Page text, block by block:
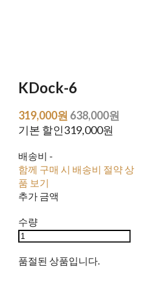
KDock-6
319,000원 638,000원
기본 할인319,000원
배송비 -
함께 구매 시 배송비 절약 상
품 보기
추가 금액
수량
품절된 상품입니다.